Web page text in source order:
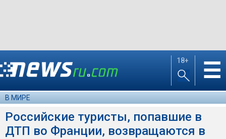
18+ ☰
В МИРЕ
Российские туристы, попавшие в
ДТП во Франции, возвращаются в